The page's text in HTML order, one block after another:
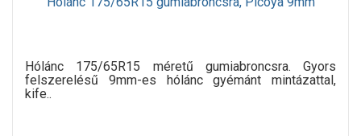
Hólánc 175/65R15 méretű gumiabroncsra. Gyors
felszerelésű 9mm-es hólánc gyémánt mintázattal,
kife..